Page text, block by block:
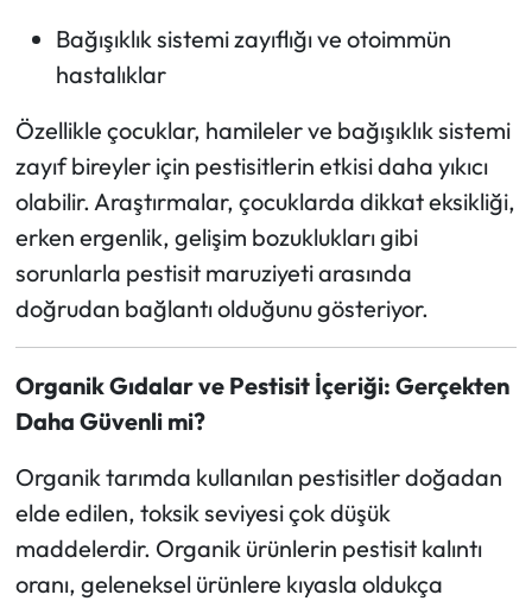
Bağışıklık sistemi zayıflığı ve otoimmün
hastalıklar
Özellikle çocuklar, hamileler ve bağışıklık sistemi
zayıf bireyler için pestisitlerin etkisi daha yıkıcı
olabilir. Araştırmalar, çocuklarda dikkat eksikliği,
erken ergenlik, gelişim bozuklukları gibi
sorunlarla pestisit maruziyeti arasında
doğrudan bağlantı olduğunu gösteriyor.
Organik Gıdalar ve Pestisit İçeriği: Gerçekten
Daha Güvenli mi?
Organik tarımda kullanılan pestisitler doğadan
elde edilen, toksik seviyesi çok düşük
maddelerdir. Organik ürünlerin pestisit kalıntı
oranı, geleneksel ürünlere kıyasla oldukça